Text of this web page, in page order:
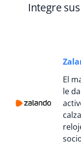
Integre
El
le